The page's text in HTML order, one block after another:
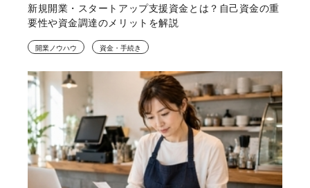
新規開業・スタートアップ支援資金とは？自己資金の重
要性や資金調達のメリットを解説
開業ノウハウ 資金・手続き